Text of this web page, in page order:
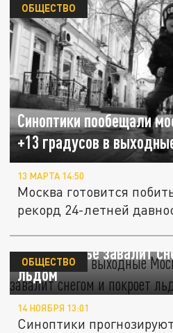
Синоптики пообещали
+13 градусов в
ОБЩЕСТВО
13 МАРТА 14:50
Москва готовится
рекорд 24-летней
Тишковец: в выходные
Подмосковье завалит
льдом
ОБЩЕСТВО
14 НОЯБРЯ 13:01
Синоптики